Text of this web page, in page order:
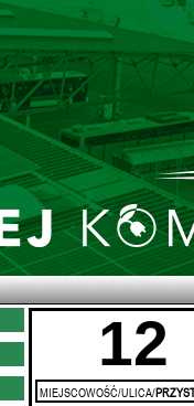
12
MIEJSCOWOŚĆ/ULICA/